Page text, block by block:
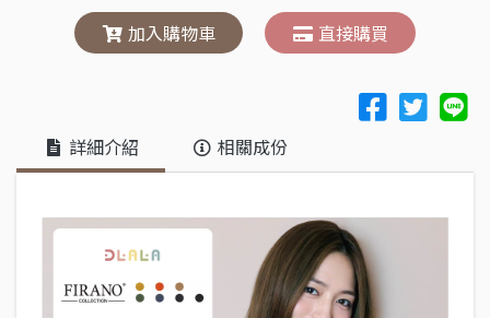
加入購物車 直接購買
詳細介紹 相關成份